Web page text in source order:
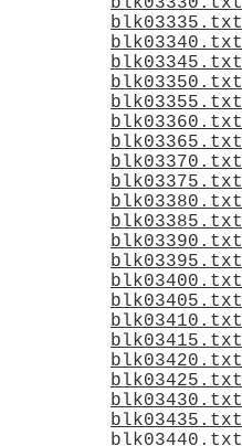
blk03335.txt
blk03340.txt
blk03345.txt
blk03350.txt
blk03355.txt
blk03360.txt
blk03365.txt
blk03370.txt
blk03375.txt
blk03380.txt
blk03385.txt
blk03390.txt
blk03395.txt
blk03400.txt
blk03405.txt
blk03410.txt
blk03415.txt
blk03420.txt
blk03425.txt
blk03430.txt
blk03435.txt
blk03440.txt